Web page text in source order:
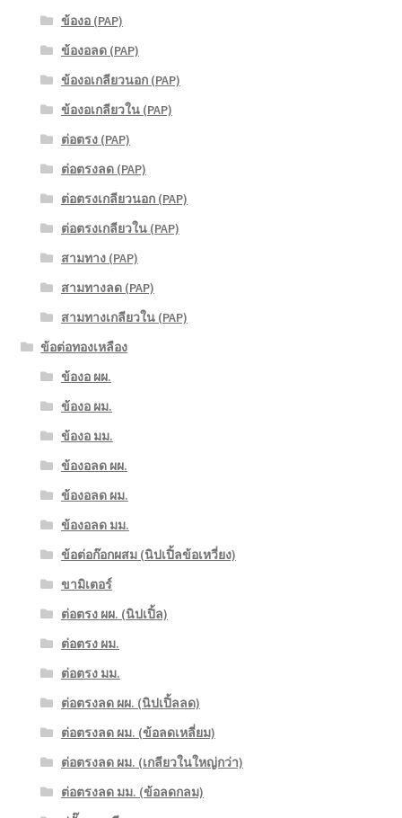
ข้องอ (PAP)
ข้องอลด (PAP)
ข้องอเกลียวนอก (PAP)
ข้องอเกลียวใน (PAP)
ต่อตรง (PAP)
ต่อตรงลด (PAP)
ต่อตรงเกลียวนอก (PAP)
ต่อตรงเกลียวใน (PAP)
สามทาง (PAP)
สามทางลด (PAP)
สามทางเกลียวใน (PAP)
ข้อต่อทองเหลือง
ข้องอ ผผ.
ข้องอ ผม.
ข้องอ มม.
ข้องอลด ผผ.
ข้องอลด ผม.
ข้องอลด มม.
ข้อต่อก๊อกผสม (นิปเปิ้ลข้อเหวี่ยง)
ขามิเตอร์
ต่อตรง ผผ. (นิปเปิ้ล)
ต่อตรง ผม.
ต่อตรง มม.
ต่อตรงลด ผผ. (นิปเปิ้ลลด)
ต่อตรงลด ผม. (ข้อลดเหลี่ยม)
ต่อตรงลด ผม. (เกลียวในใหญ่กว่า)
ต่อตรงลด มม. (ข้อลดกลม)